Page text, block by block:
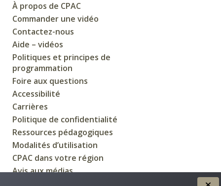
À propos de CPAC
Commander une vidéo
Contactez-nous
Aide – vidéos
Politiques et principes de
programmation
Foire aux questions
Accessibilité
Carrières
Politique de confidentialité
Ressources pédagogiques
Modalités d’utilisation
CPAC dans votre région
Avis aux médias